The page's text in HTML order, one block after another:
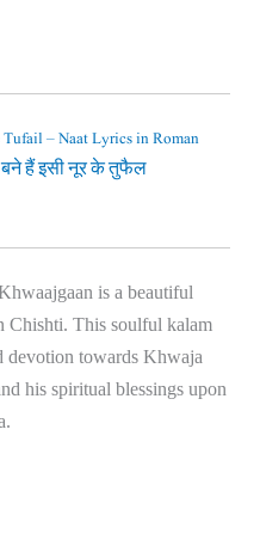
– Naat Lyrics in Roman
बने हैं इसी नूर के तुफैल
is a beautiful
Chishti. This soulful kalam
devotion towards Khwaja